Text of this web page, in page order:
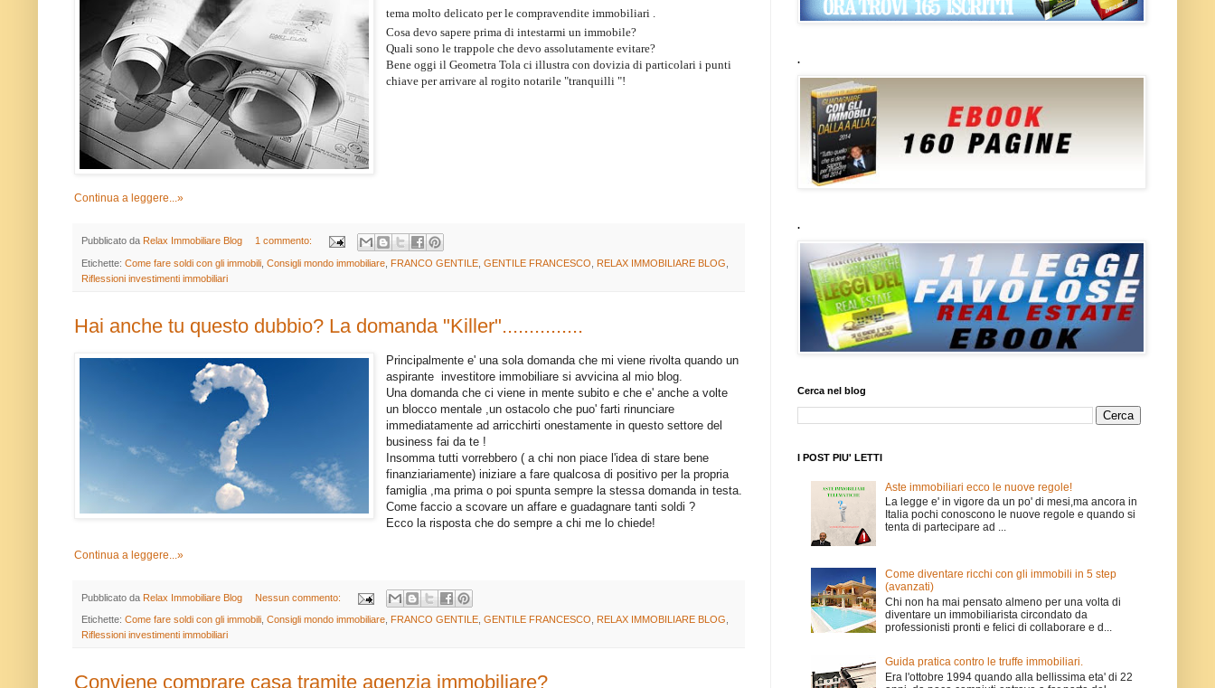
tema molto delicato per le compravendite immobiliari .
Cosa devo sapere prima di intestarmi un immobile?
Quali sono le trappole che devo assolutamente evitare?
Bene oggi il Geometra Tola ci illustra con dovizia di particolari i punti
chiave per arrivare al rogito notarile "tranquilli "!
Continua a leggere...»
Pubblicato da Relax Immobiliare Blog 1 commento:
Etichette: Come fare soldi con gli immobili Consigli mondo immobiliare FRANCO GENTILE GENTILE FRANCESCO RELAX IMMOBILIARE BLOG
Riflessioni investimenti immobiliari
Hai anche tu questo dubbio? La domanda "Killer"...............
Principalmente e' una sola domanda che mi viene rivolta quando un
aspirante investitore immobiliare si avvicina al mio blog.
Una domanda che ci viene in mente subito e che e' anche a volte
un blocco mentale ,un ostacolo che puo' farti rinunciare
immediatamente ad arricchirti onestamente in questo settore del
business fai da te !
Insomma tutti vorrebbero ( a chi non piace l'idea di stare bene
finanziariamente) iniziare a fare qualcosa di positivo per la propria
famiglia ,ma prima o poi spunta sempre la stessa domanda in testa.
Come faccio a scovare un affare e guadagnare tanti soldi ?
Ecco la risposta che do sempre a chi me lo chiede!
Continua a leggere...»
Pubblicato da Relax Immobiliare Blog Nessun commento:
Etichette: Come fare soldi con gli immobili Consigli mondo immobiliare FRANCO GENTILE GENTILE FRANCESCO RELAX IMMOBILIARE BLOG
Riflessioni investimenti immobiliari
Conviene comprare casa tramite agenzia immobiliare?
.
.
Cerca nel blog
I POST PIU' LETTI
Aste immobiliari ecco le nuove regole!
La legge e' in vigore da un po' di mesi,ma ancora in
Italia pochi conoscono le nuove regole e quando si
tenta di partecipare ad ...
Come diventare ricchi con gli immobili in 5 step
(avanzati)
Chi non ha mai pensato almeno per una volta di
diventare un immobiliarista circondato da
professionisti pronti e felici di collaborare e d...
Guida pratica contro le truffe immobiliari.
Era l'ottobre 1994 quando alla bellissima eta' di 22